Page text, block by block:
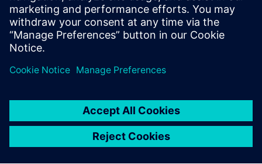
pomoci malým podnikům získat náskok před
konkurencí a vyrovnat se se složitostí.